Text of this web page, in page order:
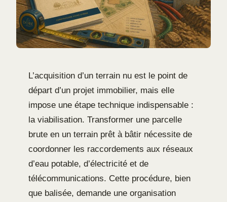
L’acquisition d’un terrain nu est le point de
départ d’un projet immobilier, mais elle
impose une étape technique indispensable :
la viabilisation. Transformer une parcelle
brute en un terrain prêt à bâtir nécessite de
coordonner les raccordements aux réseaux
d’eau potable, d’électricité et de
télécommunications. Cette procédure, bien
que balisée, demande une organisation